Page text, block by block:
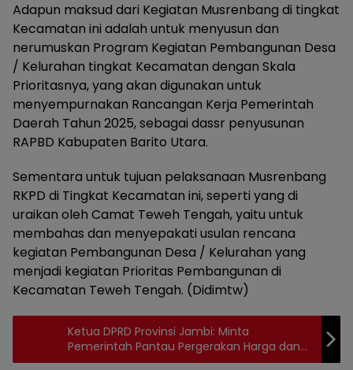
Adapun maksud dari Kegiatan Musrenbang di tingkat
Kecamatan ini adalah untuk menyusun dan
nerumuskan Program Kegiatan Pembangunan Desa
/ Kelurahan tingkat Kecamatan dengan Skala
Prioritasnya, yang akan digunakan untuk
menyempurnakan Rancangan Kerja Pemerintah
Daerah Tahun 2025, sebagai dassr penyusunan
RAPBD Kabupaten Barito Utara.
Sementara untuk tujuan pelaksanaan Musrenbang
RKPD di Tingkat Kecamatan ini, seperti yang di
uraikan oleh Camat Teweh Tengah, yaitu untuk
membahas dan menyepakati usulan rencana
kegiatan Pembangunan Desa / Kelurahan yang
menjadi kegiatan Prioritas Pembangunan di
Kecamatan Teweh Tengah. (Didimtw)
Ketua DPRD Provinsi Jambi: Minta
Pemerintah Pantau Pergerakan Harga dan
Pastikan Stok Aman Jelang puasa